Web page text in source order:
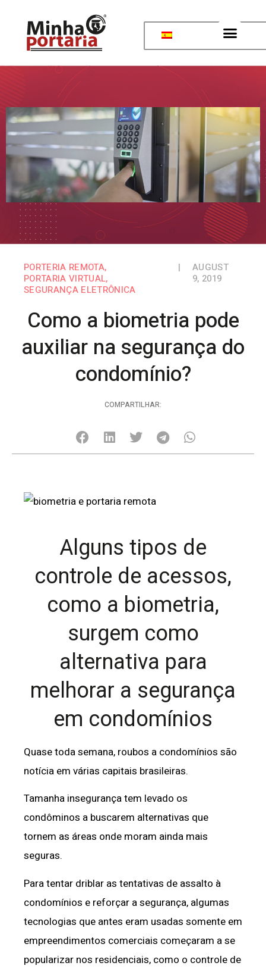
PORTERIA REMOTA,
PORTARIA VIRTUAL,
SEGURANÇA ELETRÔNICA
|
AUGUST
9, 2019
Como a biometria pode
auxiliar na segurança do
condomínio?
COMPARTILHAR:
Alguns tipos de
controle de acessos,
como a biometria,
surgem como
alternativa para
melhorar a segurança
em condomínios
Quase toda semana, roubos a condomínios são
notícia em várias capitais brasileiras.
Tamanha insegurança tem levado os
condôminos a buscarem alternativas que
tornem as áreas onde moram ainda mais
seguras.
Para tentar driblar as tentativas de assalto à
condomínios e reforçar a segurança, algumas
tecnologias que antes eram usadas somente em
empreendimentos comerciais começaram a se
popularizar nos residenciais, como o controle de